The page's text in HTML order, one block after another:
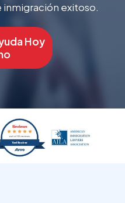
inmigración exitoso.
Hoy